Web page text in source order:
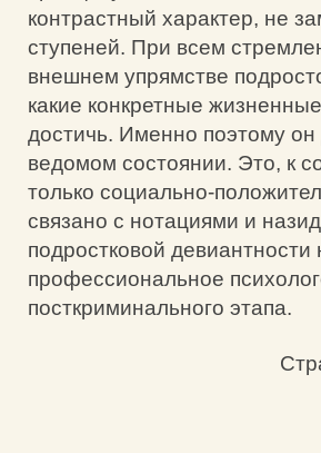
контрастный характер, не
ступеней. При всем
внешнем упрямстве
какие конкретные
достичь. Именно поэтому он
ведомом состоянии. Это, к
только социально-
связано с нотациями и
подростковой
профессиональное
посткриминального этапа.